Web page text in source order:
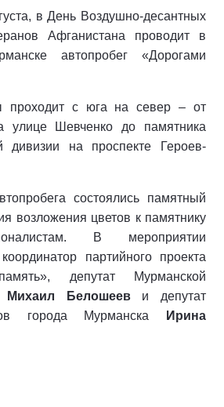
в День Воздушно-десантных
Афганистана проводит в
автопробег «Дорогами
проходит с юга на север – от
улице Шевченко до памятника
дивизии на проспекте Героев-
состоялись памятный
возложения цветов к памятнику
В мероприятии
партийного проекта
депутат Мурманской
Михаил Белошееви депутат
города Мурманска
Ирина